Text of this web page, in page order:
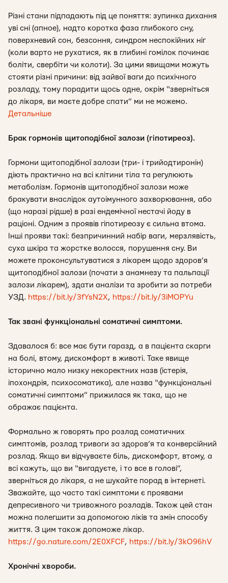
Різні стани підпадають під це поняття: зупинка дихання
уві сні (апное), надто коротка фаза глибокого сну,
поверхневий сон, безсоння, синдром неспокійних ніг
(коли варто не рухатися, як в глибині гомілок починає
боліти, свербіти чи колоти). За цими явищами можуть
стояти різні причини: від зайвої ваги до психічного
розладу, тому порадити щось одне, окрім “зверніться
до лікаря, ви маєте добре спати” ми не можемо.
Детальніше
Брак гормонів щитоподібної залози (гіпотиреоз).
Гормони щитоподібної залози (три- і трийодтиронін)
діють практично на всі клітини тіла та регулюють
метаболізм. Гормонів щитоподібної залози може
бракувати внаслідок аутоімунного захворювання, або
(що наразі рідше) в разі ендемічної нестачі йоду в
раціоні. Одним з проявів гіпотиреозу є сильна втома.
Інші прояви такі: безпричинний набір ваги, мерзлявість,
суха шкіра та жорстке волосся, порушення сну. Ви
можете проконсультуватися з лікарем щодо здоров’я
щитоподібної залози (почати з анамнезу та пальпації
залози лікарем), здати аналізи та зробити за потреби
УЗД. https://bit.ly/3fYsN2X, https://bit.ly/3iMOPYu
Так звані функціональні соматичні симптоми.
Здавалося б: все має бути гаразд, а в пацієнта скарги
на болі, втому, дискомфорт в животі. Таке явище
історично мало низку некоректних назв (істерія,
іпохондрія, психосоматика), але назва “функціональні
соматичні симптоми” прижилася як така, що не
ображає пацієнта.
Формально ж говорять про розлад соматичних
симптомів, розлад тривоги за здоров’я та конверсійний
розлад. Якщо ви відчуваєте біль, дискомфорт, втому, а
всі кажуть, що ви “вигадуєте, і то все в голові”,
зверніться до лікаря, а не шукайте порад в інтернеті.
Зважайте, що часто такі симптоми є проявами
депресивного чи тривожного розладів. Також цей стан
можна полегшити за допомогою ліків та змін способу
життя. З цим також допоможе лікар.
https://go.nature.com/2E0XFCF, https://bit.ly/3kO96hV
Хронічні хвороби.